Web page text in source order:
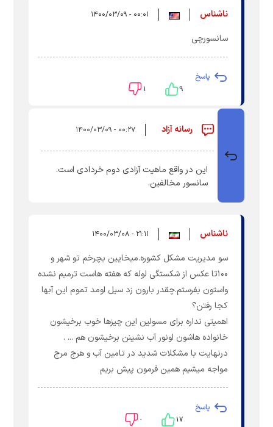
ناشناس ۰۰:۰۱ - ۱۴۰۰/۰۳/۰۹
سانسورچی
پاسخ
۹ ۱
رسانه آزاد ۰۰:۲۷ - ۱۴۰۰/۰۳/۰۹
این در واقع ماهیت آزادی دوم خردادی است.
سانسور مخالفین.
ناشناس ۲۱:۱۱ - ۱۴۰۰/۰۳/۰۸
سو مدیریت مشکل کشوره.میخایین بچرخم تو شهر و
۱۰۰تا عکس از شکستگی لوله که هفته هاست ترمیم نشده
واستون بفرستم.چقدر بارون زد سیل اومد تموم این آبها
کجا رفتن؟
اهمیتی نداره برای مسولین این چیزها خوب برخیشون
خانواده هاشون اونور آب نشینن برخیشون هم ... .
درنهایت با مشکلات شدید در تامین آب و هرج مرج
مواجه میشیم همین فرمون پیش بریم
پاسخ
۱۷ ۰